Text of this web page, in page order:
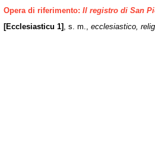
Opera di riferimento: Il registro di San
[Ecclesiasticu 1]
, s. m., ecclesiastico,